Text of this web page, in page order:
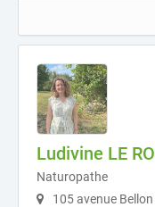
Ludivine LE
Naturopathe
105 avenue